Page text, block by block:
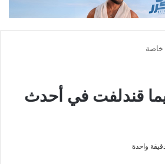
خاصة
قندلفت في أحدث
واحدة